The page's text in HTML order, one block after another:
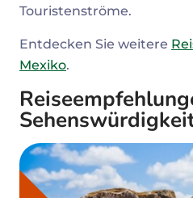
Touristenströme.
Entdecken Sie weitere
Mexiko.